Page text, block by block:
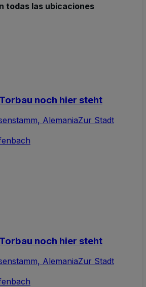
todas las ubicaciones
noch hier steht
AlemaniaZur Stadt
noch hier steht
AlemaniaZur Stadt